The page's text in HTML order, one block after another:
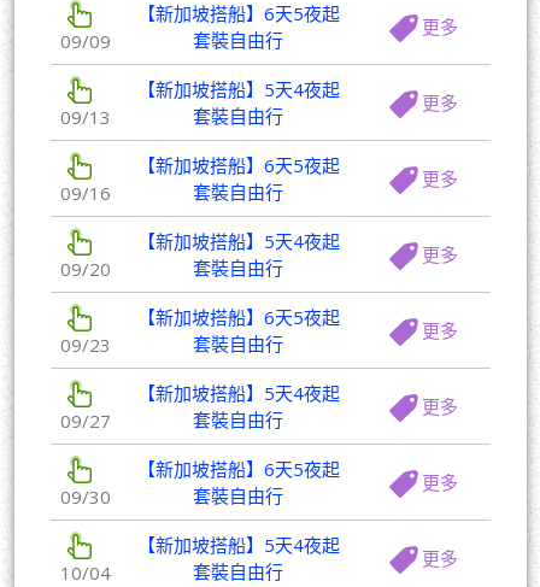
09/09
【新加坡搭船】6天5夜起
套裝自由行
更多
09/13
【新加坡搭船】5天4夜起
套裝自由行
更多
09/16
【新加坡搭船】6天5夜起
套裝自由行
更多
09/20
【新加坡搭船】5天4夜起
套裝自由行
更多
09/23
【新加坡搭船】6天5夜起
套裝自由行
更多
09/27
【新加坡搭船】5天4夜起
套裝自由行
更多
09/30
【新加坡搭船】6天5夜起
套裝自由行
更多
10/04
【新加坡搭船】5天4夜起
套裝自由行
更多